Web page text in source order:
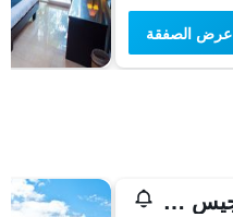
عرض الصفقة
هوتل باجيس أسري